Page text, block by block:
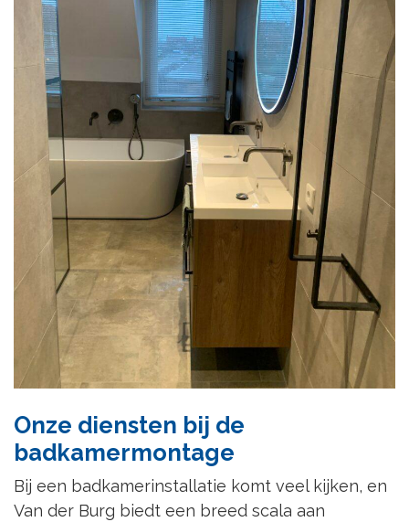
Onze diensten bij de
badkamermontage
Bij een badkamerinstallatie komt veel kijken, en
Van der Burg biedt een breed scala aan